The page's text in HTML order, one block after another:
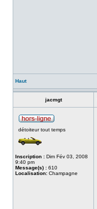
Haut
jacmgt
détoiteur tout temps
Inscription : Dim Fév 03, 2008
9:40 pm
Message(s) : 610
Localisation: Champagne